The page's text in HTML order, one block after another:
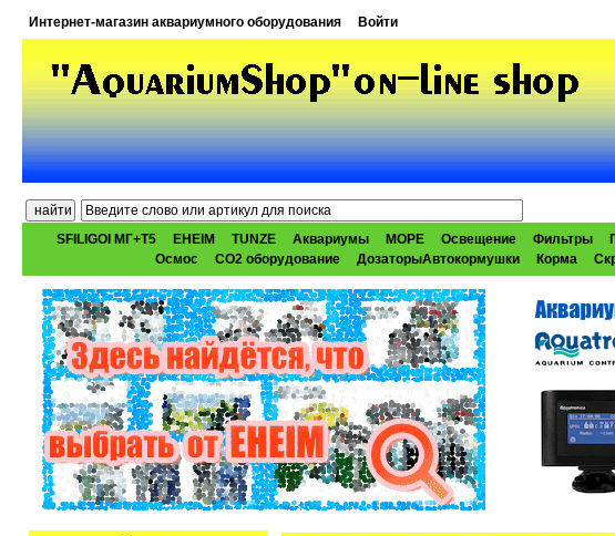
Интернет-магазин аквариумного оборудования Войти
SFILIGOI МГ+Т5 EHEIM TUNZE Аквариумы МОРЕ Освещение Фильтры
Осмос
CO2 оборудование ДозаторыАвтокормушки Корма